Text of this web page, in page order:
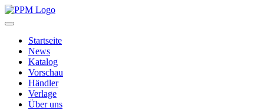
Startseite
News
Katalog
Vorschau
Händler
Verlage
Über uns